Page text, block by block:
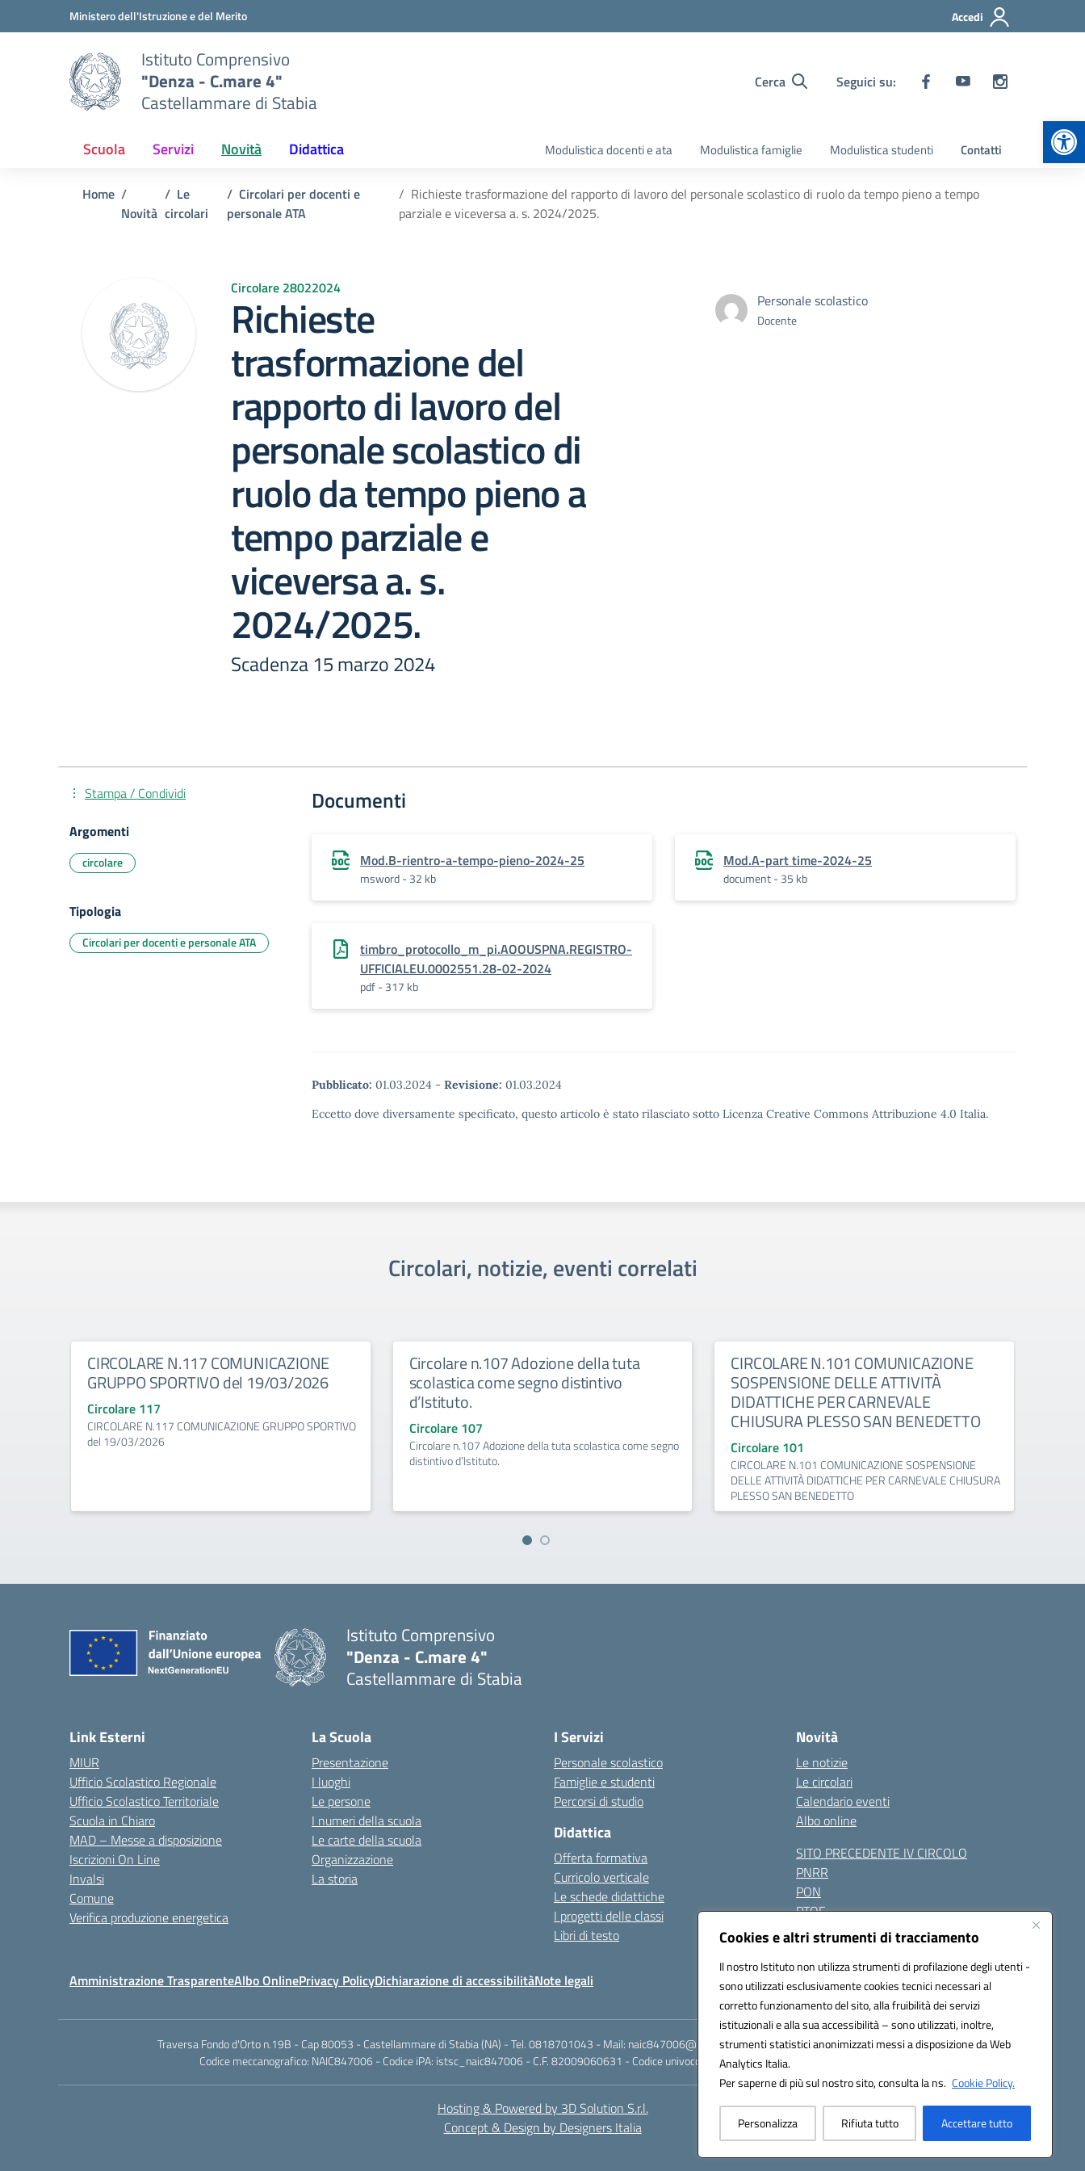
Cookies e altri strumenti di tracciamento
Il nostro Istituto non utilizza strumenti di profilazione degli utenti -
sono utilizzati esclusivamente cookies tecnici necessari al
corretto funzionamento del sito, alla fruibilità dei servizi
istituzionali e alla sua accessibilità – sono utilizzati, inoltre,
strumenti statistici anonimizzati messi a disposizione da Web
Analytics Italia.
Per saperne di più sul nostro sito, consulta la ns. Cookie Policy.
Personalizza Rifiuta tutto Accettare tutto
Vai ai contenuti
Vai al menu di navigazioneMinistero dell'Istruzione e del Merito Accedi
Istituto Comprensivo
"Denza - C.mare 4"
Castellammare di Stabia
Cerca Seguici su:
Scuola Servizi Novità Didattica Modulistica docenti e ata Modulistica famiglie Modulistica studenti Contatti
Home
Novità
Le
circolari
Circolari per docenti e
personale ATA
Richieste trasformazione del rapporto di lavoro del personale scolastico di ruolo da tempo pieno a tempo
parziale e viceversa a. s. 2024/2025.
Circolare 28022024
Richieste
trasformazione del
rapporto di lavoro del
personale scolastico di
ruolo da tempo pieno a
tempo parziale e
viceversa a. s.
2024/2025.
Scadenza 15 marzo 2024
Personale scolastico
Docente
Documenti
Mod.B-rientro-a-tempo-pieno-2024-25
msword - 32 kb
Mod.A-part time-2024-25
document - 35 kb
timbro_protocollo_m_pi.AOOUSPNA.REGISTRO-
UFFICIALEU.0002551.28-02-2024
pdf - 317 kb
Pubblicato: 01.03.2024 - Revisione: 01.03.2024
Eccetto dove diversamente specificato, questo articolo è stato rilasciato sotto Licenza Creative Commons Attribuzione 4.0 Italia.
Stampa / Condividi
Argomenti
circolare
Tipologia
Circolari per docenti e personale ATA
Circolari, notizie, eventi correlati
CIRCOLARE N.117 COMUNICAZIONE
GRUPPO SPORTIVO del 19/03/2026
Circolare 117
CIRCOLARE N.117 COMUNICAZIONE GRUPPO SPORTIVO
del 19/03/2026
Circolare n.107 Adozione della tuta
scolastica come segno distintivo
d’Istituto.
Circolare 107
Circolare n.107 Adozione della tuta scolastica come segno
distintivo d’Istituto.
CIRCOLARE N.101 COMUNICAZIONE
SOSPENSIONE DELLE ATTIVITÀ
DIDATTICHE PER CARNEVALE
CHIUSURA PLESSO SAN BENEDETTO
Circolare 101
CIRCOLARE N.101 COMUNICAZIONE SOSPENSIONE
DELLE ATTIVITÀ DIDATTICHE PER CARNEVALE CHIUSURA
PLESSO SAN BENEDETTO
Istituto Comprensivo
"Denza - C.mare 4"
Castellammare di Stabia
Link Esterni
MIUR
Ufficio Scolastico Regionale
Ufficio Scolastico Territoriale
Scuola in Chiaro
MAD – Messe a disposizione
Iscrizioni On Line
Invalsi
Comune
Verifica produzione energetica
La Scuola
Presentazione
I luoghi
Le persone
I numeri della scuola
Le carte della scuola
Organizzazione
La storia
I Servizi
Personale scolastico
Famiglie e studenti
Percorsi di studio
Didattica
Offerta formativa
Curricolo verticale
Le schede didattiche
I progetti delle classi
Libri di testo
Novità
Le notizie
Le circolari
Calendario eventi
Albo online
SITO PRECEDENTE IV CIRCOLO
PNRR
PON
PTOF
Contatti
Amministrazione TrasparenteAlbo OnlinePrivacy PolicyDichiarazione di accessibilitàNote legali Seguici su:
Traversa Fondo d'Orto n.19B - Cap 80053 - Castellammare di Stabia (NA) - Tel. 0818701043 - Mail: naic847006@istruzione.it - PEC: naic847006@pec.istruzione.it
Codice meccanografico: NAIC847006 - Codice iPA: istsc_naic847006 - C.F. 82009060631 - Codice univoco fatturazione elettronica (CUF): UFUAUC
Hosting & Powered by 3D Solution S.r.l.
Concept & Design by Designers Italia